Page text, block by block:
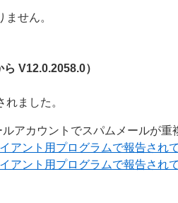
せん。
V12.0.2058.0）
れました。
アカウントでスパムメールが重
アント用プログラムで報告され
アント用プログラムで報告され